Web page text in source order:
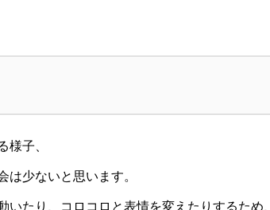
子、
少ないと思います。
いたり、コロコロと表情を変えたりするため